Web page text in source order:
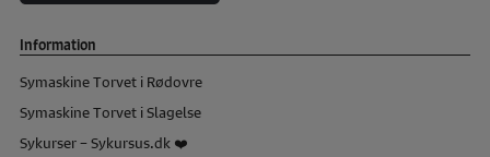
Information
Symaskine Torvet i Rødovre
Symaskine Torvet i Slagelse
Sykurser – Sykursus.dk ❤️